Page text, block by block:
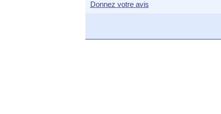
Donnez votre avis